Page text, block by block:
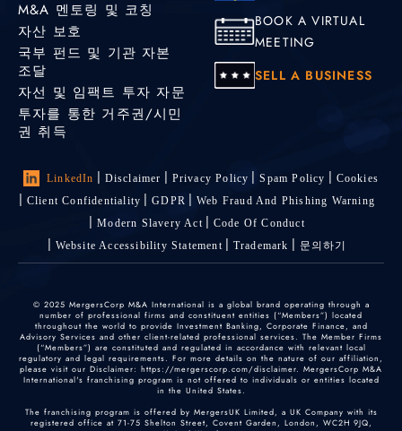
M&A 멘토링 및 코칭
자산 보호
국부 펀드 및 기관 자본
조달
자선 및 임팩트 투자 자문
투자를 통한 거주권/시민
권 취득
BOOK A VIRTUAL
MEETING
SELL A BUSINESS
LinkedIn Disclaimer Privacy Policy Spam Policy
Cookies
Client Confidentiality
GDPR
Web Fraud And Phishing Warning
Modern Slavery Act
Code Of Conduct
Website Accessibility Statement
Trademark 문의하기
© 2025 MergersCorp M&A International is a global brand operating through a
number of professional firms and constituent entities (“Members”) located
throughout the world to provide Investment Banking, Corporate Finance, and
Advisory Services and other client-related professional services. The Member Firms
(“Members”) are constituted and regulated in accordance with relevant local
regulatory and legal requirements. For more details on the nature of our affiliation,
please visit our Disclaimer: https://mergerscorp.com/disclaimer. MergersCorp M&A
International's franchising program is not offered to individuals or entities located
in the United States.
The franchising program is offered by MergersUK Limited, a UK Company with its
registered office at 71-75 Shelton Street, Covent Garden, London, WC2H 9JQ,